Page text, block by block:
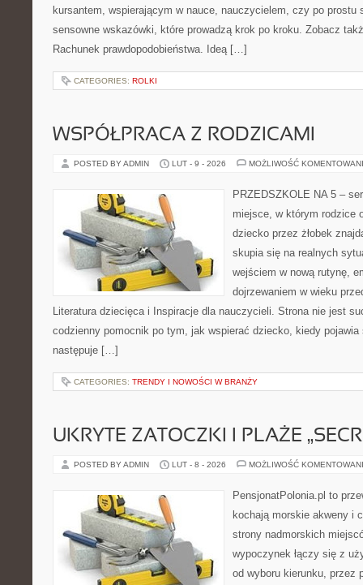
kursantem, wspierającym w nauce, nauczycielem, czy po prostu
sensowne wskazówki, które prowadzą krok po kroku. Zobacz
Rachunek prawdopodobieństwa. Ideą […]
CATEGORIES: ROLKI
WSPÓŁPRACA Z RODZICAMI
POSTED BY ADMIN LUT - 9 - 2026 MOŻLIWOŚĆ
PRZEDSZKOLE NA 5 –
miejsce, w którym rodzice
dziecko przez żłobek
skupia się na realnych
wejściem w nową rutynę,
dojrzewaniem w wieku
Literatura dziecięca i Inspiracje dla nauczycieli. Strona nie jest
codzienny pomocnik po tym, jak wspierać dziecko, kiedy
następuje […]
CATEGORIES: TRENDY I NOWOŚCI W BRANŻY
UKRYTE ZATOCZKI I PLAŻE
POSTED BY ADMIN LUT - 8 - 2026 MOŻLIWOŚĆ
PensjonatPolonia.pl to
kochają morskie akweny i
strony nadmorskich
wypoczynek łączy się z
od wyboru kierunku, przez